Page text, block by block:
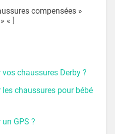
compensées »
« ]
chaussures Derby ?
chaussures pour bébé
GPS ?